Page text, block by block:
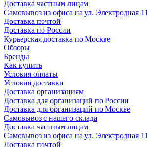
Доставка частным лицам
Самовывоз из офиса на ул. Электродная 11
Доставка почтой
Доставка по России
Курьерская доставка по Москве
Обзоры
Бренды
Как купить
Условия оплаты
Условия доставки
Доставка организациям
Доставка для организаций по России
Доставка для организаций по Москве
Самовывоз с нашего склада
Доставка частным лицам
Самовывоз из офиса на ул. Электродная 11
Доставка почтой